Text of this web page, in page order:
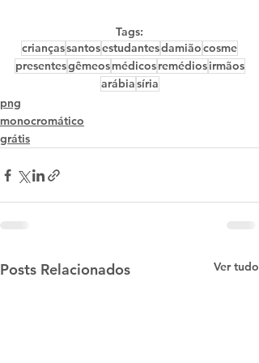
Tags:
criançassantosestudantesdamiãocosme
presentesgêmeosmédicosremédiosirmãos
arábiasíria
png
monocromático
grátis
Posts Relacionados Ver tudo